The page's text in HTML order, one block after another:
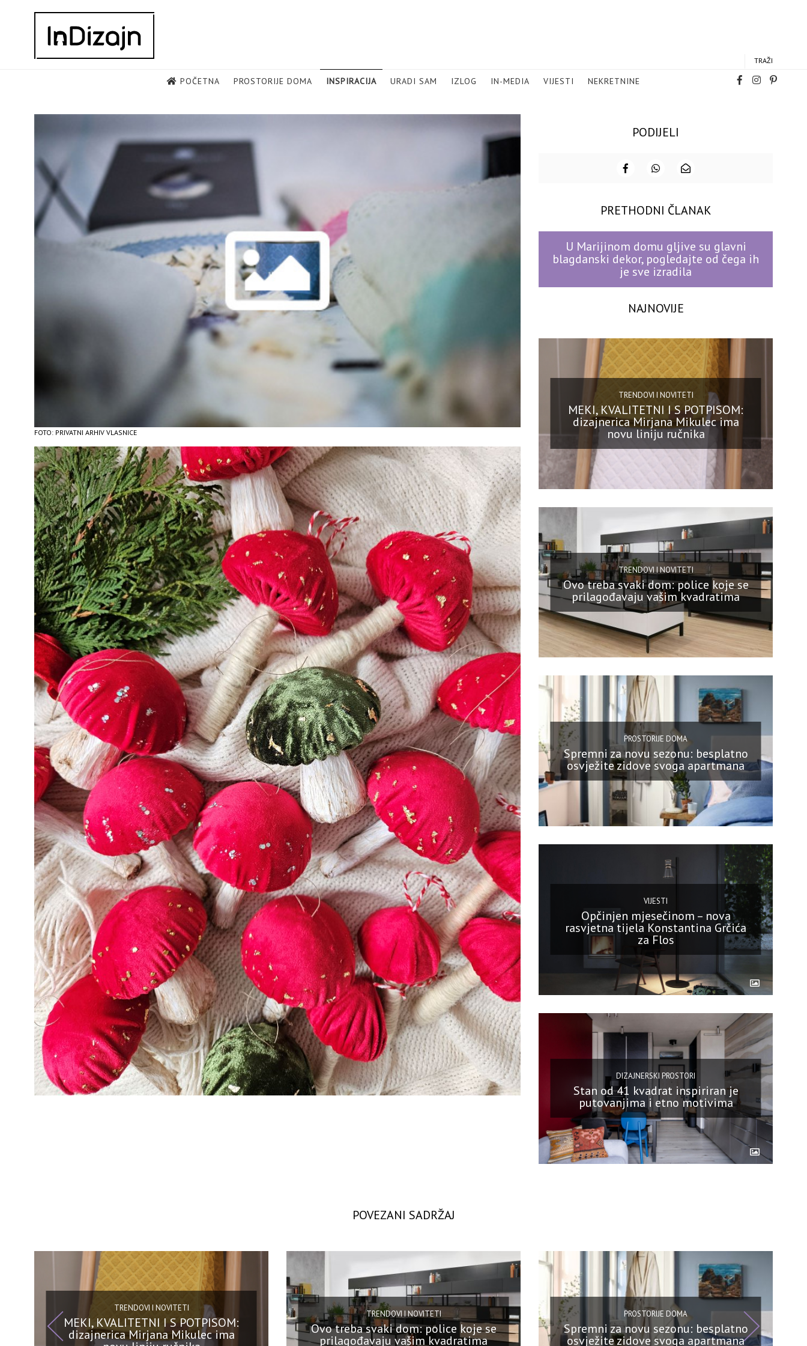
TRAŽI
POČETNA PROSTORIJE DOMA INSPIRACIJA URADI SAM IZLOG IN-MEDIA VIJESTI NEKRETNINE
FOTO: PRIVATNI ARHIV VLASNICE
PODIJELI
PRETHODNI ČLANAK
U Marijinom domu gljive su glavni
blagdanski dekor, pogledajte od čega ih
je sve izradila
NAJNOVIJE
TRENDOVI I NOVITETI
MEKI, KVALITETNI I S POTPISOM:
dizajnerica Mirjana Mikulec ima
novu liniju ručnika
TRENDOVI I NOVITETI
Ovo treba svaki dom: police koje se
prilagođavaju vašim kvadratima
PROSTORIJE DOMA
Spremni za novu sezonu: besplatno
osvježite zidove svoga apartmana
VIJESTI
Opčinjen mjesečinom – nova
rasvjetna tijela Konstantina Grčića
za Flos
DIZAJNERSKI PROSTORI
Stan od 41 kvadrat inspiriran je
putovanjima i etno motivima
POVEZANI SADRŽAJ
TRENDOVI I NOVITETI
MEKI, KVALITETNI I S POTPISOM:
dizajnerica Mirjana Mikulec ima
TRENDOVI I NOVITETI
Ovo treba svaki dom: police koje se
prilagođavaju vašim kvadratima
PROSTORIJE DOMA
Spremni za novu sezonu: besplatno
osvježite zidove svoga apartmana